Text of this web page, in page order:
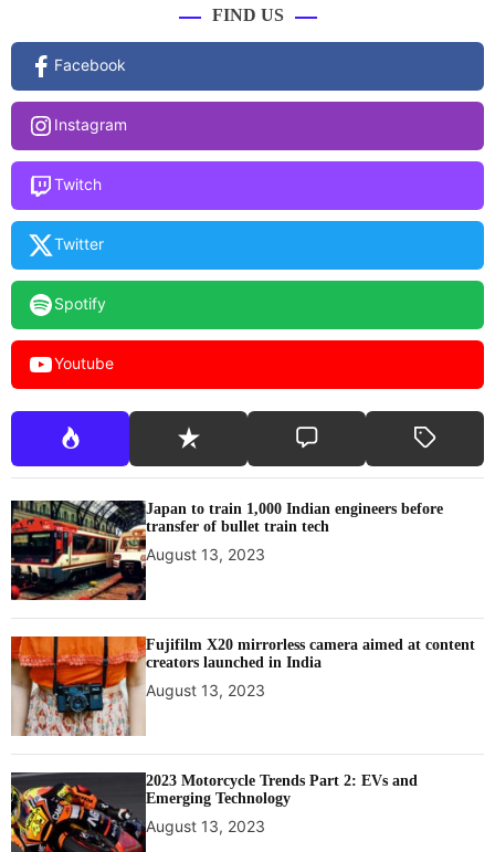
FIND US
Facebook
Instagram
Twitch
Twitter
Spotify
Youtube
Japan to train 1,000 Indian engineers before
transfer of bullet train tech
August 13, 2023
Fujifilm X20 mirrorless camera aimed at content
creators launched in India
August 13, 2023
2023 Motorcycle Trends Part 2: EVs and
Emerging Technology
August 13, 2023